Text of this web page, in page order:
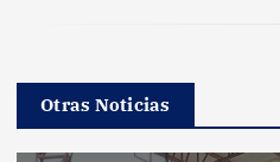
Otras Noticias